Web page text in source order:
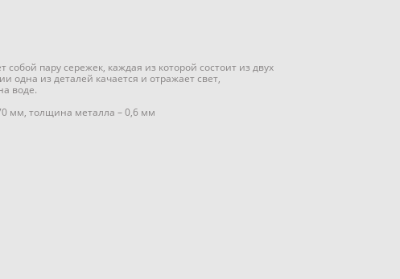
собой пару сережек, каждая из которой состоит из двух
одна из деталей качается и отражает свет,
воде.
мм, толщина металла – 0,6 мм